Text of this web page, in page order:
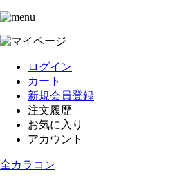
ログイン
カート
新規会員登録
注文履歴
お気に入り
アカウント
全カラコン